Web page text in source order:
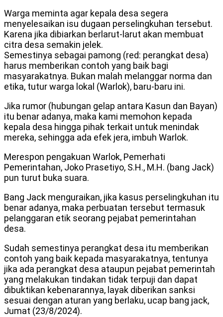
Warga meminta agar kepala desa segera
menyelesaikan isu dugaan perselingkuhan tersebut.
Karena jika dibiarkan berlarut-larut akan membuat
citra desa semakin jelek.
Semestinya sebagai pamong (red: perangkat desa)
harus memberikan contoh yang baik bagi
masyarakatnya. Bukan malah melanggar norma dan
etika, tutur warga lokal (Warlok), baru-baru ini.
Jika rumor (hubungan gelap antara Kasun dan Bayan)
itu benar adanya, maka kami memohon kepada
kepala desa hingga pihak terkait untuk menindak
mereka, sehingga ada efek jera, imbuh Warlok.
Merespon pengakuan Warlok, Pemerhati
Pemerintahan, Joko Prasetiyo, S.H., M.H. (bang Jack)
pun turut buka suara.
Bang Jack menguraikan, jika kasus perselingkuhan itu
benar adanya, maka perbuatan tersebut termasuk
pelanggaran etik seorang pejabat pemerintahan
desa.
Sudah semestinya perangkat desa itu memberikan
contoh yang baik kepada masyarakatnya, tentunya
jika ada perangkat desa ataupun pejabat pemerintah
yang melakukan tindakan tidak terpuji dan dapat
dibuktikan kebenarannya, layak diberikan sanksi
sesuai dengan aturan yang berlaku, ucap bang jack,
Jumat (23/8/2024).